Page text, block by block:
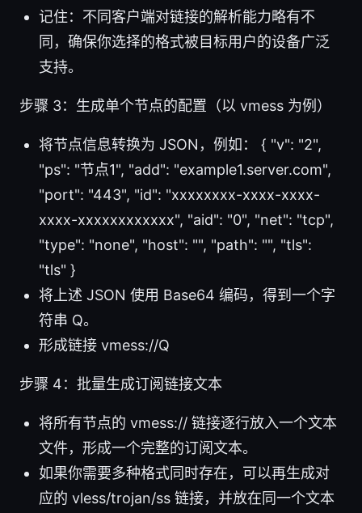
记住：不同客户端对链接的解析能力略有不
同，确保你选择的格式被目标用户的设备广泛
支持。
步骤 3：生成单个节点的配置（以 vmess 为例）
将节点信息转换为 JSON，例如： { "v": "2",
"ps": "节点1", "add": "example1.server.com",
"port": "443", "id": "xxxxxxxx-xxxx-xxxx-
xxxx-xxxxxxxxxxxx", "aid": "0", "net": "tcp",
"type": "none", "host": "", "path": "", "tls":
"tls" }
将上述 JSON 使用 Base64 编码，得到一个字
符串 Q。
形成链接 vmess://Q
步骤 4：批量生成订阅链接文本
将所有节点的 vmess:// 链接逐行放入一个文本
文件，形成一个完整的订阅文本。
如果你需要多种格式同时存在，可以再生成对
应的 vless/trojan/ss 链接，并放在同一个文本